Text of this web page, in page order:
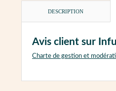
DESCRIPTION
Avis client sur
Charte de gestion et